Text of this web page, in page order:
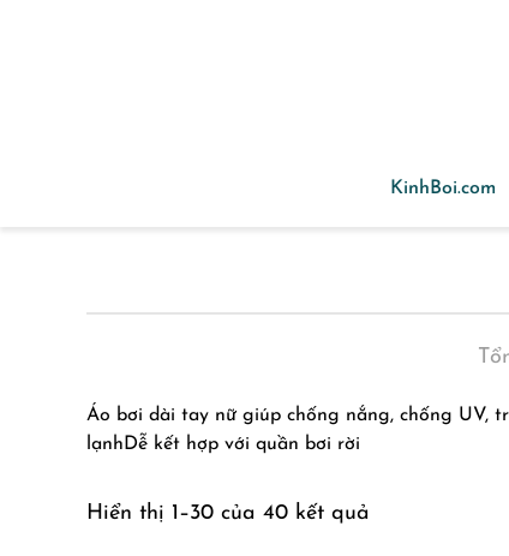
KinhBoi.com
Áo bơi dài tay nữ giúp chống nắng, chống UV,
lạnhDễ kết hợp với quần bơi rời
Hiển thị 1–30 của 40 kết quả